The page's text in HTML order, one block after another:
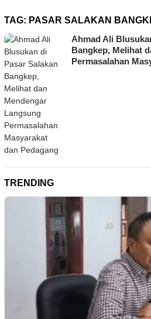
TAG: PASAR SALAKAN
Ahmad Ali
Bangkep, Melihat
Permasalahan
TRENDING